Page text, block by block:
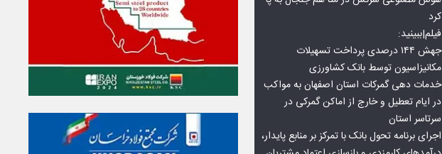
کرد
فیلم|ببینید:
جهش ۱۴۴ درصدی پرداخت تسهیلات
مکانیزاسیون توسط بانک کشاورزی
خدمات دهی گمرکات استان اصفهان به مواکب
در ایام تعطیل و خارج از اماکن گمرکی در
سرتاسر استان
اجرای برنامه تحول بانک با تمرکز بر منابع پایدار،